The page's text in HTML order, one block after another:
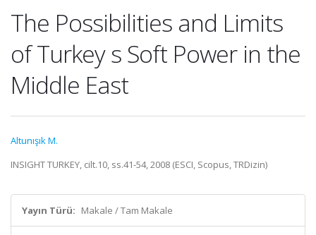
The Possibilities and Limits
of Turkey s Soft Power in the
Middle East
Altunışık M.
INSIGHT TURKEY, cilt.10, ss.41-54, 2008 (ESCI, Scopus, TRDizin)
Yayın Türü: Makale / Tam Makale